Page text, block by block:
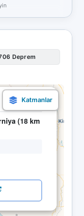
Deprem
18.04 15:41
(18 km
×